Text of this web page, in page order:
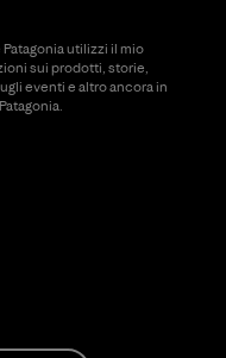
utilizzi il mio
sui prodotti, storie,
eventi e altro ancora in